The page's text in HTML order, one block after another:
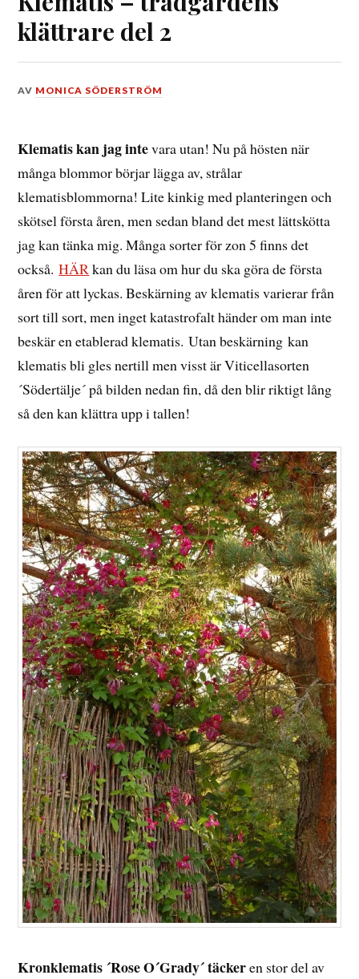
klättrare del 2
DEN
2014
AV MONICA SÖDERSTRÖM
Klematis kan jag intevara utan! Nu på hösten när
många blommor börjar lägga av, strålar
klematisblommorna! Lite kinkig med planteringen och
skötsel första åren, men sedan bland det mest lättskötta
jag kan tänka mig. Många sorter för zon 5 finns det
också.HÄR kan du läsa om hur du ska göra de första
åren för att lyckas. Beskärning av klematis varierar från
sort till sort, men inget katastrofalt händer om man inte
beskär en etablerad klematis. Utan beskärning kan
klematis bli gles nertill men visst är Viticellasorten
´Södertälje´ på bilden nedan fin, då den blir riktigt lång
så den kan klättra upp i tallen!
Kronklematis ´Rose O´Grady´ täckeren stor del av